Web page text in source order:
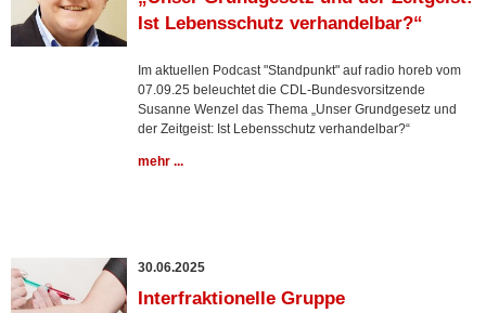
Ist Lebensschutz verhandelbar?“
Im aktuellen Podcast "Standpunkt" auf radio horeb vom
07.09.25 beleuchtet die CDL-Bundesvorsitzende
Susanne Wenzel das Thema „Unser Grundgesetz und
der Zeitgeist: Ist Lebensschutz verhandelbar?“
mehr ...
30.06.2025
Interfraktionelle Gruppe